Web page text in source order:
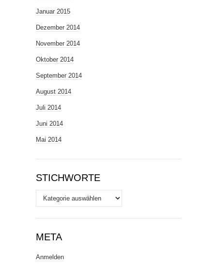
Januar 2015
Dezember 2014
November 2014
Oktober 2014
September 2014
August 2014
Juli 2014
Juni 2014
Mai 2014
STICHWORTE
Stichworte
META
Anmelden